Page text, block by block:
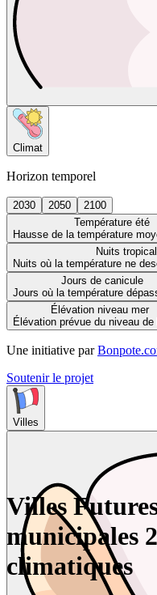
Climat
Horizon temporel
2030 2050
2100
Température été
Hausse de la température
Nuits
Nuits où la température ne
Jours de canicule
Jours où la température
Élévation niveau mer
Élévation prévue du niveau de
Une initiative par
Soutenir le projet
Villes
Villes
municipales
climatiques